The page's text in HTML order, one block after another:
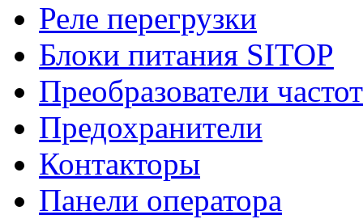
Реле перегрузки
Блоки питания SITOP
Преобразователи
Предохранители
Контакторы
Панели оператора